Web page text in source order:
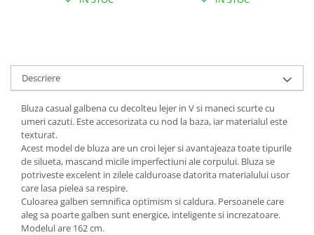
Descriere
Bluza casual galbena cu decolteu lejer in V si maneci scurte cu
umeri cazuti. Este accesorizata cu nod la baza, iar materialul este
texturat.
Acest model de bluza are un croi lejer si avantajeaza toate tipurile
de silueta, mascand micile imperfectiuni ale corpului. Bluza se
potriveste excelent in zilele calduroase datorita materialului usor
care lasa pielea sa respire.
Culoarea galben semnifica optimism si caldura. Persoanele care
aleg sa poarte galben sunt energice, inteligente si increzatoare.
Modelul are 162 cm.